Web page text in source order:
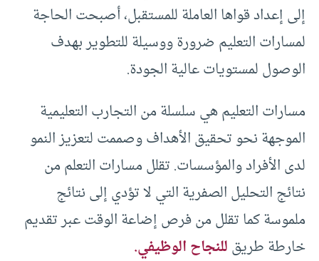
إلى إعداد قواها العاملة للمستقبل، أصبحت الحاجة
لمسارات التعليم ضرورة ووسيلة للتطوير بهدف
الوصول لمستويات عالية الجودة.
مسارات التعليم هي سلسلة من التجارب التعليمية
الموجهة نحو تحقيق الأهداف وصممت لتعزيز النمو
لدى الأفراد والمؤسسات. تقلل مسارات التعلم من
نتائج التحليل الصفرية التي لا تؤدي إلى نتائج
ملموسة كما تقلل من فرص إضاعة الوقت عبر تقديم
خارطة طريقللنجاح الوظيفي.